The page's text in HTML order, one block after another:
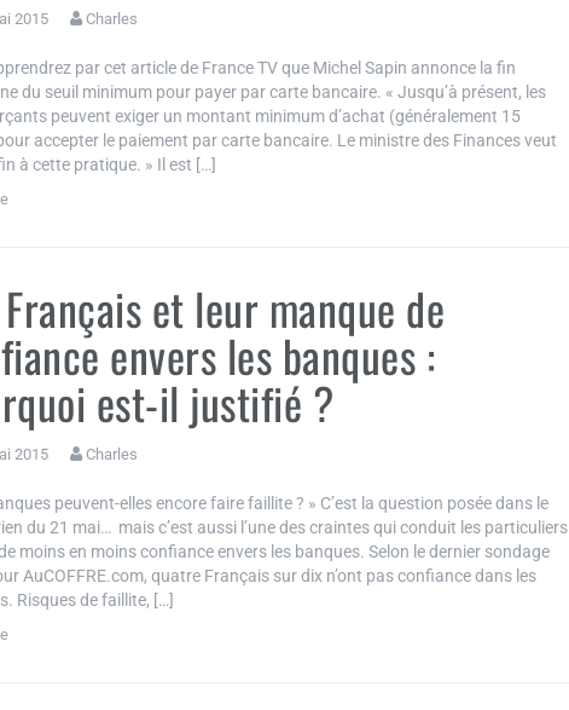
2015 Charles
par cet article de France TV que Michel Sapin annonce la fin
du seuil minimum pour payer par carte bancaire. « Jusqu’à présent, les
peuvent exiger un montant minimum d’achat (généralement 15
accepter le paiement par carte bancaire. Le ministre des Finances veut
à cette pratique. » Il est […]
et leur manque de
envers les banques :
est-il justifié ?
2015 Charles
peuvent-elles encore faire faillite ? » C’est la question posée dans le
du 21 mai… mais c’est aussi l’une des craintes qui conduit les particuliers
moins en moins confiance envers les banques. Selon le dernier sondage
AuCOFFRE.com, quatre Français sur dix n’ont pas confiance dans les
Risques de faillite, […]